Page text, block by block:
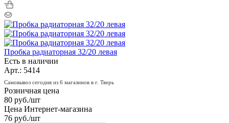
Пробка радиаторная 32/20 левая
Есть в наличии
Арт.: 5414
Самовывоз сегодня из 6 магазинов в г. Тверь
Розничная цена
80 руб./шт
Цена Интернет-магазина
76 руб./шт